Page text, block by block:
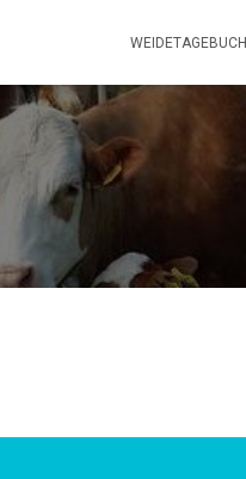
WEIDETAGEBUCH